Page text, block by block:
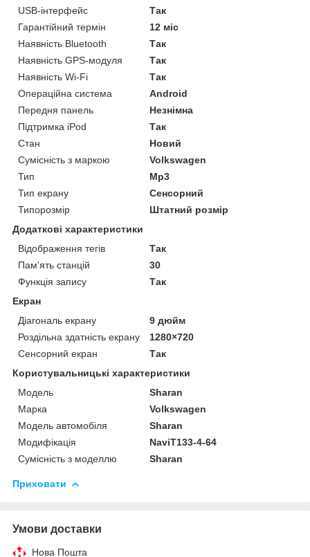
USB-інтерфейс
Так
Гарантійний термін
12 міс
Наявність Bluetooth
Так
Наявність GPS-модуля
Так
Наявність Wi-Fi
Так
Операційна система
Android
Передня панель
Незнімна
Підтримка iPod
Так
Стан
Новий
Сумісність з маркою
Volkswagen
Тип
Mp3
Тип екрану
Сенсорний
Типорозмір
Штатний розмір
Додаткові характеристики
Відображення тегів
Так
Пам'ять станцій
30
Функція запису
Так
Екран
Діагональ екрану
9 дюйм
Роздільна здатність екрану
1280×720
Сенсорний екран
Так
Користувальницькі характеристики
Мoдель
Sharan
Марка
Volkswagen
Модель автомобіля
Sharan
Модифікація
NaviT133-4-64
Сумісність з моделлю
Sharan
Приховати
Умови доставки
Нова Пошта